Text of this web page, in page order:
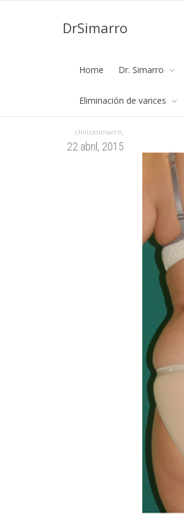
DrSimarro
Home Dr. Simarro
Eliminación de varices
75.02 copy
clinicasimarro,
22 abril, 2015